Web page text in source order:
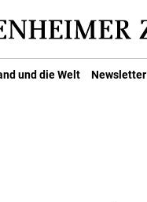
und die Welt Newsletter